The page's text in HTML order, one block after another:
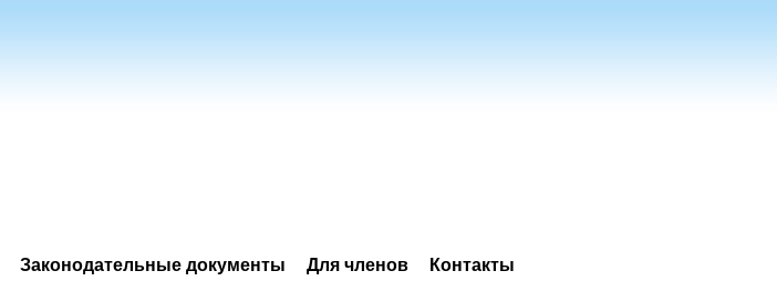
Законодательные документы Для членов Контакты